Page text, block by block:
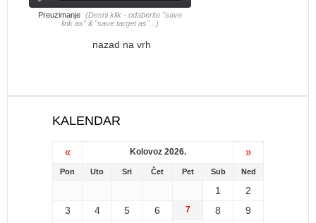
Preuzimanje (Desni klik - odaberite "save
link as" ili "save target as"...)
nazad na vrh
KALENDAR
« Kolovoz 2026. »
Pon Uto Sri Čet Pet Sub Ned
1
2
3
4 5 6 7 8
9